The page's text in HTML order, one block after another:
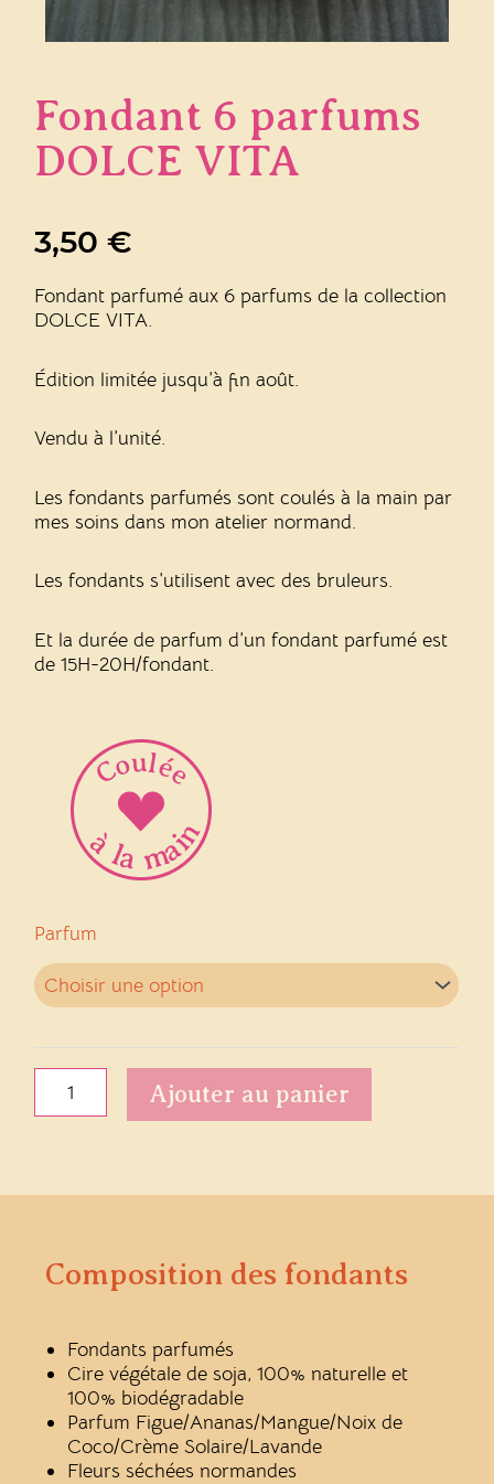
Fondant 6 parfums
DOLCE VITA
3,50€
Fondant parfumé aux 6 parfums de la collection
DOLCE VITA.
Édition limitée jusqu’à fin août.
Vendu à l’unité.
Les fondants parfumés sont coulés à la main par
mes soins dans mon atelier normand.
Les fondants s’utilisent avec des bruleurs.
Et la durée de parfum d’un fondant parfumé est
de 15H-20H/fondant.
Parfum
quantité
Fondant
6
DOLCE
VITA
Ajouter au panier
Composition des fondants
Fondants parfumés
Cire végétale de soja, 100% naturelle et
100% biodégradable
Parfum Figue/Ananas/Mangue/Noix de
Coco/Crème Solaire/Lavande
Fleurs séchées normandes